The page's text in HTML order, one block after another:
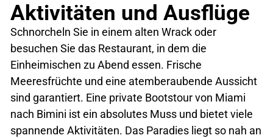
Aktivitäten und Ausflüge
Schnorcheln Sie in einem alten Wrack oder
besuchen Sie das Restaurant, in dem die
Einheimischen zu Abend essen. Frische
Meeresfrüchte und eine atemberaubende Aussicht
sind garantiert. Eine private Bootstour von Miami
nach Bimini ist ein absolutes Muss und bietet viele
spannende Aktivitäten. Das Paradies liegt so nah an